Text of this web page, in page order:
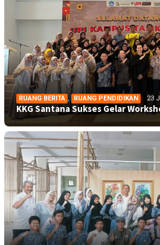
RUANG BERITA , RUANG PENDIDIKAN 23
KKG Santana Sukses Gelar